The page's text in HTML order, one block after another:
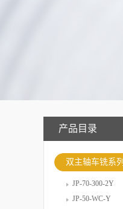
产品目录
双主轴车铣系列
JP-70-300-2Y
JP-50-WC-Y